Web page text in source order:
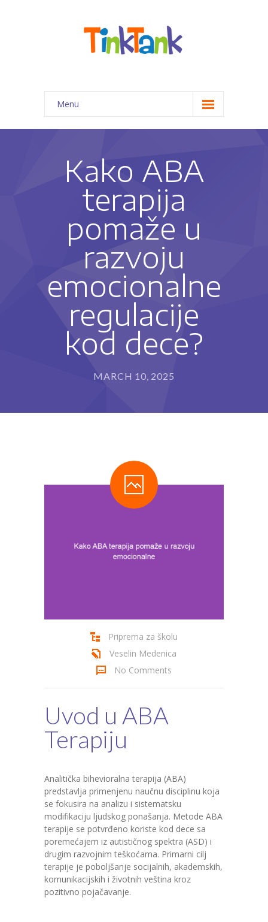
Menu
Početna
-- Priprema predškolaca za 1. razred
-- Kreativno-edukativne radionice
-- Pomoć pri izradi domaćih zadataka
-- Programi edukativne terapije
---- Program za razvoj sposobnosti pisanja i
rukopisa (IET-P®)
---- Program usvajanja čitanja (IET-Č®)
---- Program usvajanja matematičkih sposobnosti
(IET-M®)
Metode rada
---- Kome edukativna terapija može da pomogne?
---- Kako edukativni terapeut može da pomogne?
Kako ABA
terapija
pomaže u
razvoju
emocionalne
regulacije
kod dece?
MARCH 10, 2025
Priprema za školu
Veselin Medenica
No Comments
Uvod u ABA
Terapiju
Analitička bihevioralna terapija (ABA)
predstavlja primenjenu naučnu disciplinu koja
se fokusira na analizu i sistematsku
modifikaciju ljudskog ponašanja. Metode ABA
terapije se potvrđeno koriste kod dece sa
poremećajem iz autističnog spektra (ASD) i
drugim razvojnim teškoćama. Primarni cilj
terapije je poboljšanje socijalnih, akademskih,
komunikacijskih i životnih veština kroz
pozitivno pojačavanje.